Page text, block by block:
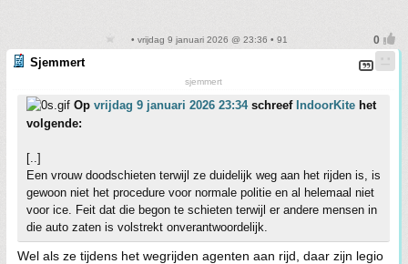
• vrijdag 9 januari 2026 @ 23:36 • 91
Sjemmert
sjemmert
Op vrijdag 9 januari 2026 23:34schreef IndoorKite het
volgende:
[..]
Een vrouw doodschieten terwijl ze duidelijk weg aan het rijden is, is
gewoon niet het procedure voor normale politie en al helemaal niet
voor ice. Feit dat die begon te schieten terwijl er andere mensen in
die auto zaten is volstrekt onverantwoordelijk.
Wel als ze tijdens het wegrijden agenten aan rijd, daar zijn legio